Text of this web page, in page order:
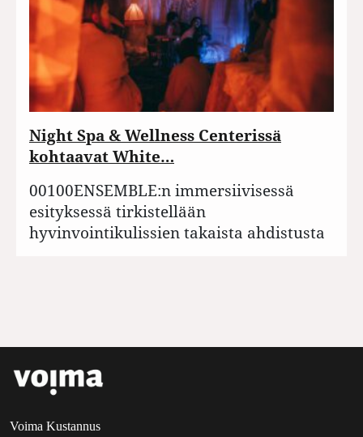
Night Spa & Wellness Centerissä
kohtaavat White…
00100ENSEMBLE:n immersiivisessä
esityksessä tirkistellään
hyvinvointikulissien takaista ahdistusta
Voima Kustannus